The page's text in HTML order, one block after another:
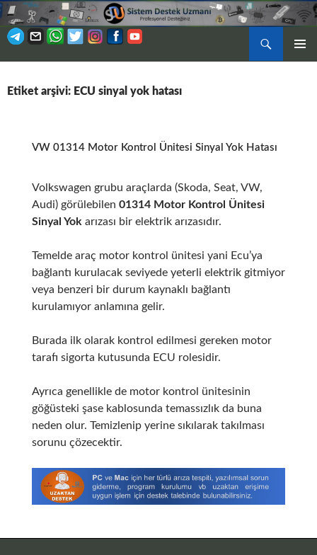
Ara
ATLA
Etiket arşivi: ECU sinyal yok hatası
VW 01314 Motor Kontrol Ünitesi Sinyal Yok Hatası
Volkswagen grubu araçlarda (Skoda, Seat, VW,
Audi) görülebilen 01314 Motor Kontrol Ünitesi
Sinyal Yok arızası bir elektrik arızasıdır.
Temelde araç motor kontrol ünitesi yani Ecu’ya
bağlantı kurulacak seviyede yeterli elektrik gitmiyor
veya benzeri bir durum kaynaklı bağlantı
kurulamıyor anlamına gelir.
Burada ilk olarak kontrol edilmesi gereken motor
tarafı sigorta kutusunda ECU rolesidir.
Ayrıca genellikle de motor kontrol ünitesinin
göğüsteki şase kablosunda temassızlık da buna
neden olur. Temizlenip yerine sıkılarak takılması
sorunu çözecektir.